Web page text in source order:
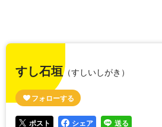
すし石垣（すしいしがき）
ポスト シェア 送る